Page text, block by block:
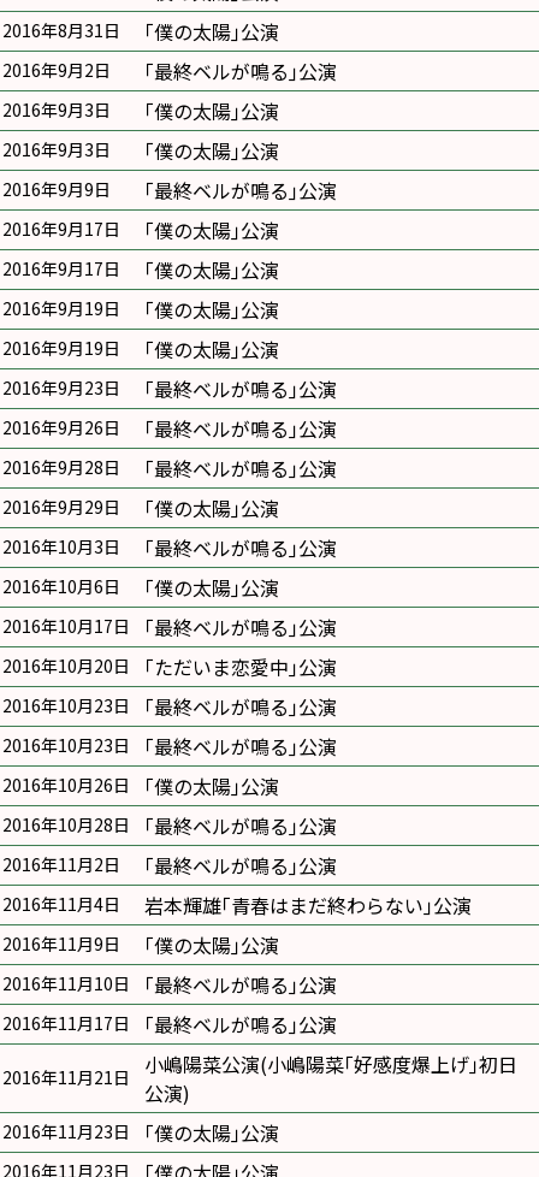
2016年8月31日 ｢僕の太陽｣公演
2016年9月2日 ｢最終ベルが鳴る｣公演
2016年9月3日 ｢僕の太陽｣公演
2016年9月3日 ｢僕の太陽｣公演
2016年9月9日 ｢最終ベルが鳴る｣公演
2016年9月17日 ｢僕の太陽｣公演
2016年9月17日 ｢僕の太陽｣公演
2016年9月19日 ｢僕の太陽｣公演
2016年9月19日 ｢僕の太陽｣公演
2016年9月23日 ｢最終ベルが鳴る｣公演
2016年9月26日 ｢最終ベルが鳴る｣公演
2016年9月28日 ｢最終ベルが鳴る｣公演
2016年9月29日 ｢僕の太陽｣公演
2016年10月3日 ｢最終ベルが鳴る｣公演
2016年10月6日 ｢僕の太陽｣公演
2016年10月17日 ｢最終ベルが鳴る｣公演
2016年10月20日 ｢ただいま恋愛中｣公演
2016年10月23日 ｢最終ベルが鳴る｣公演
2016年10月23日 ｢最終ベルが鳴る｣公演
2016年10月26日 ｢僕の太陽｣公演
2016年10月28日 ｢最終ベルが鳴る｣公演
2016年11月2日 ｢最終ベルが鳴る｣公演
2016年11月4日 岩本輝雄｢青春はまだ終わらない｣公演
2016年11月9日 ｢僕の太陽｣公演
2016年11月10日 ｢最終ベルが鳴る｣公演
2016年11月17日 ｢最終ベルが鳴る｣公演
2016年11月21日
小嶋陽菜公演(小嶋陽菜｢好感度爆上げ｣初日
公演)
2016年11月23日 ｢僕の太陽｣公演
2016年11月23日